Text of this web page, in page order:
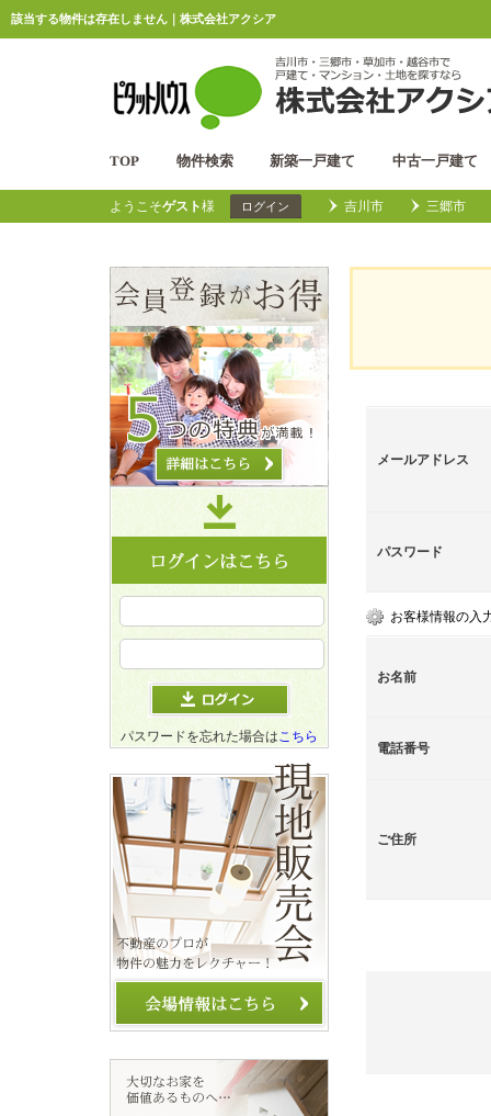
該当する物件は存在しません｜株式会社アクシア
TOP 物件検索 新築一戸建て 中古一戸建て
ようこそゲスト様 ログイン 吉川市 三郷市
メールアドレス
パスワード
お客様情報の入
お名前
電話番号
ご住所
パスワードを忘れた場合はこちら